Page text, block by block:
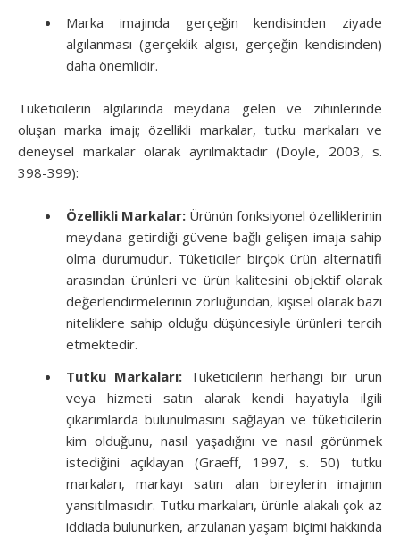
Marka imajında gerçeğin kendisinden ziyade
algılanması (gerçeklik algısı, gerçeğin kendisinden)
daha önemlidir.
Tüketicilerin algılarında meydana gelen ve zihinlerinde
oluşan marka imajı; özellikli markalar, tutku markaları ve
deneysel markalar olarak ayrılmaktadır (Doyle, 2003, s.
398-399):
Özellikli Markalar: Ürünün fonksiyonel özelliklerinin
meydana getirdiği güvene bağlı gelişen imaja sahip
olma durumudur. Tüketiciler birçok ürün alternatifi
arasından ürünleri ve ürün kalitesini objektif olarak
değerlendirmelerinin zorluğundan, kişisel olarak bazı
niteliklere sahip olduğu düşüncesiyle ürünleri tercih
etmektedir.
Tutku Markaları: Tüketicilerin herhangi bir ürün
veya hizmeti satın alarak kendi hayatıyla ilgili
çıkarımlarda bulunulmasını sağlayan ve tüketicilerin
kim olduğunu, nasıl yaşadığını ve nasıl görünmek
istediğini açıklayan (Graeff, 1997, s. 50) tutku
markaları, markayı satın alan bireylerin imajının
yansıtılmasıdır. Tutku markaları, ürünle alakalı çok az
iddiada bulunurken, arzulanan yaşam biçimi hakkında